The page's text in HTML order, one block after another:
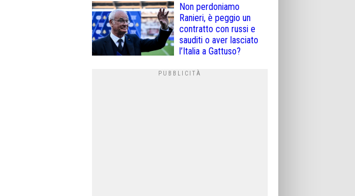
Non perdoniamo
Ranieri, è peggio un
contratto con russi e
sauditi o aver lasciato
l’Italia a Gattuso?